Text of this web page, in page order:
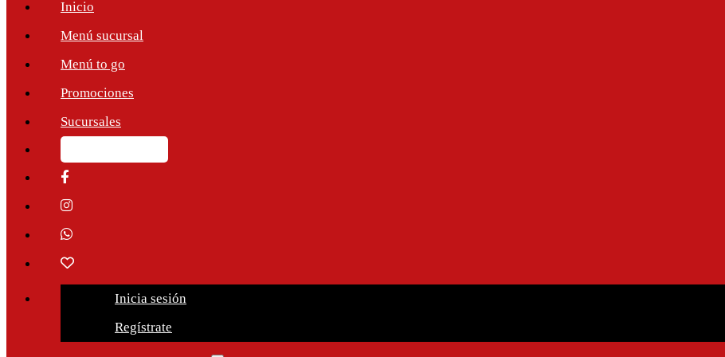
Inicio
Menú sucursal
Menú to go
Promociones
Sucursales
Inicia sesión
Regístrate